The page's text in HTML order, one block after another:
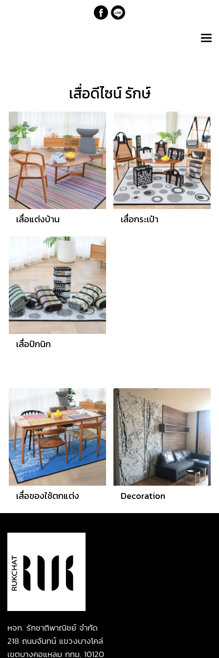
เสื่อดีไซน์ รักษ์
เสื่อแต่งบ้าน เสื่อกระเป๋า
เสื่อปิกนิก
เสื่อของใช้ตกแต่ง Decoration
หจก. รักชาติพาณิชย์ จำกัด
218 ถนนจันทน์ แขวงบางโคล่
เขตบางคอแหลม กทม. 10120